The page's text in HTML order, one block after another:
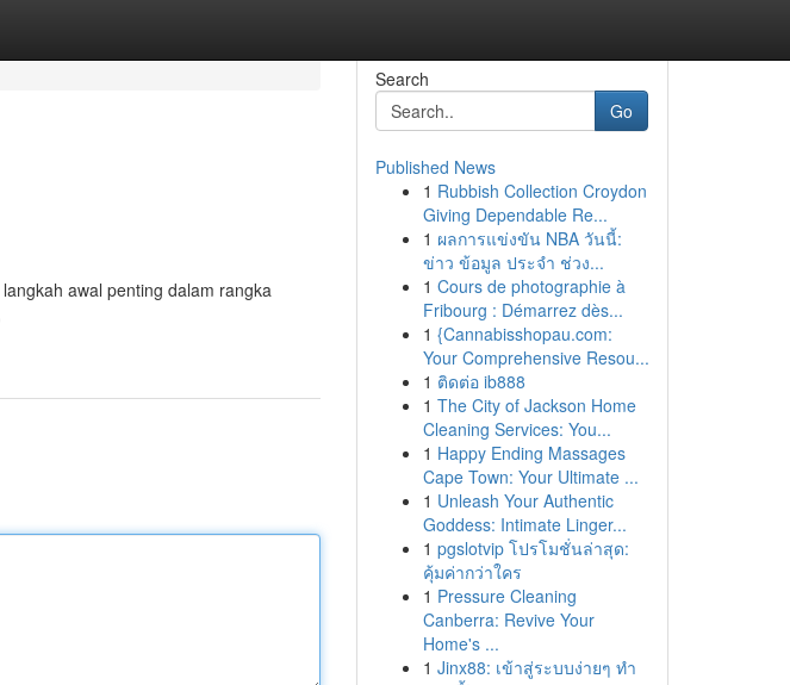
awal penting dalam rangka
Search
Go
Published News
1 Rubbish Collection Croydon
Giving Dependable Re...
1 ผลการแข่งขัน NBA วันนี้:
ข่าว ข้อมูล ประจำ ช่วง...
1 Cours de photographie à
Fribourg : Démarrez dès...
1 {Cannabisshopau.com:
Your Comprehensive Resou...
1 ติดต่อ ib888
1 The City of Jackson Home
Cleaning Services: You...
1 Happy Ending Massages
Cape Town: Your Ultimate ...
1 Unleash Your Authentic
Goddess: Intimate Linger...
1 pgslotvip โปรโมชั่นล่าสุด:
คุ้มค่ากว่าใคร
1 Pressure Cleaning
Canberra: Revive Your
Home's ...
1 Jinx88: เข้าสู่ระบบง่ายๆ ทำ